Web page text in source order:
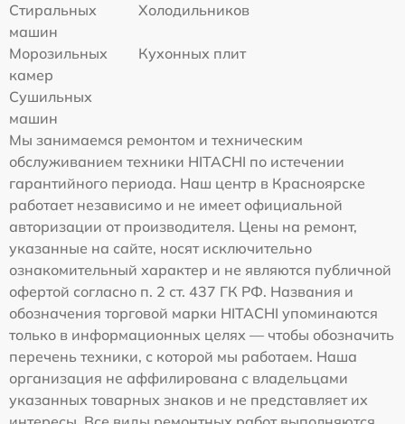
Стиральных
машин
Холодильников
Морозильных
камер
Кухонных плит
Сушильных
машин
Мы занимаемся ремонтом и техническим
обслуживанием техники HITACHI по истечении
гарантийного периода. Наш центр в Красноярске
работает независимо и не имеет официальной
авторизации от производителя. Цены на ремонт,
указанные на сайте, носят исключительно
ознакомительный характер и не являются публичной
офертой согласно п. 2 ст. 437 ГК РФ. Названия и
обозначения торговой марки HITACHI упоминаются
только в информационных целях — чтобы обозначить
перечень техники, с которой мы работаем. Наша
организация не аффилирована с владельцами
указанных товарных знаков и не представляет их